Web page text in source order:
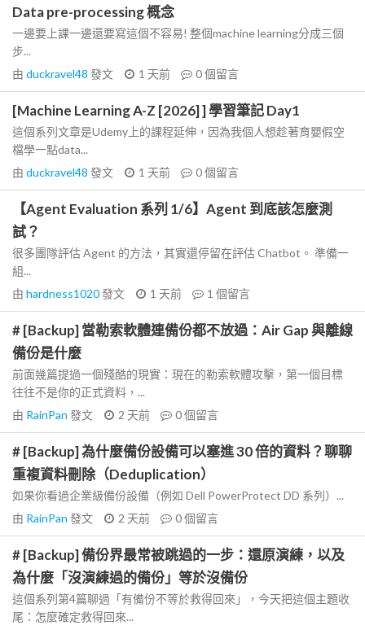
Data pre-processing 概念
一邊要上課一邊還要寫這個不容易! 整個machine learning分成三個
步...
由 duckravel48 發文 1 天前 0個留言
[Machine Learning A-Z [2026] ] 學習筆記 Day1
這個系列文章是Udemy上的課程延伸，因為我個人想趁著育嬰假空
檔學一點data...
由 duckravel48 發文 1 天前 0個留言
【Agent Evaluation 系列 1/6】Agent 到底該怎麼測
試？
很多團隊評估 Agent 的方法，其實還停留在評估 Chatbot。 準備一
組...
由 hardness1020發文 1 天前 1 個留言
# [Backup] 當勒索軟體連備份都不放過：Air Gap 與離線
備份是什麼
前面幾篇提過一個殘酷的現實：現在的勒索軟體攻擊，第一個目標
往往不是你的正式資料，...
由 RainPan 發文 2 天前 0個留言
# [Backup] 為什麼備份設備可以塞進 30 倍的資料？聊聊
重複資料刪除（Deduplication）
如果你看過企業級備份設備（例如 Dell PowerProtect DD 系列）...
由 RainPan 發文 2 天前 0個留言
# [Backup] 備份界最常被跳過的一步：還原演練，以及
為什麼「沒演練過的備份」等於沒備份
這個系列第4篇聊過「有備份不等於救得回來」，今天把這個主題收
尾：怎麼確定救得回來...